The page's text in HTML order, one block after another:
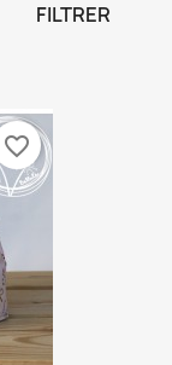
FILTRER
favorite_border